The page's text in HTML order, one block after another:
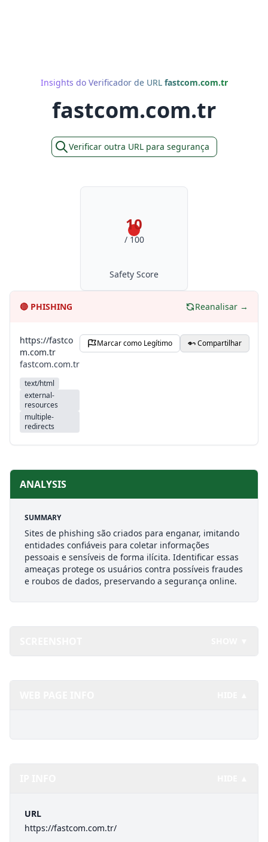
Insights do Verificador de URL fastcom.com.tr
fastcom.com.tr
Verificar outra URL para segurança
10
/ 100
Safety Score
🔴 PHISHING Reanalisar →
https://fastco
m.com.tr
fastcom.com.tr
text/html
external-
resources
multiple-
redirects
Marcar como Legítimo Compartilhar
ANALYSIS
SUMMARY
Sites de phishing são criados para enganar, imitando
entidades confiáveis para coletar informações
pessoais e sensíveis de forma ilícita. Identificar essas
ameaças protege os usuários contra possíveis fraudes
e roubos de dados, preservando a segurança online.
URL
https://fastcom.com.tr/